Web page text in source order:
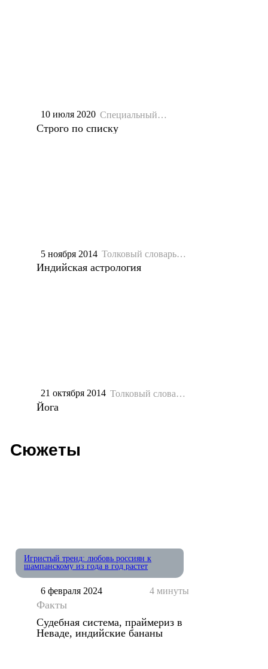
10 июля 2020 Специальный
Строго по списку
5 ноября 2014 Толковый словарь
Индийская астрология
21 октября 2014 Толковый словарь
Йога
Сюжеты
Игристый тренд: любовь россиян к
шампанскому из года в год растет
6 февраля 2024 4 минуты
Факты
Судебная система, праймериз в
Неваде, индийские бананы